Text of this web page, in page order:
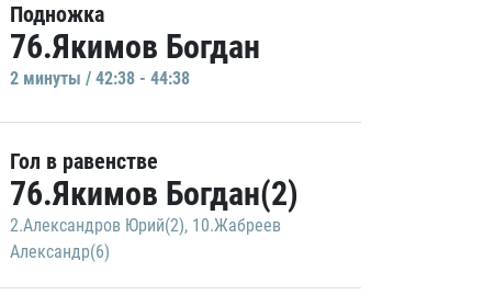
Подножка
76.Якимов Богдан
2 минуты / 42:38 - 44:38
Гол в равенстве
76.Якимов Богдан(2)
2.Александров Юрий(2), 10.Жабреев
Александр(6)